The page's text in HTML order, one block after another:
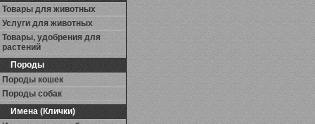
Товары для животных
Услуги для животных
Товары, удобрения для
растений
Породы
Породы кошек
Породы собак
Имена (Клички)